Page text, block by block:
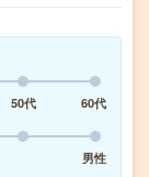
50代
60代
男性